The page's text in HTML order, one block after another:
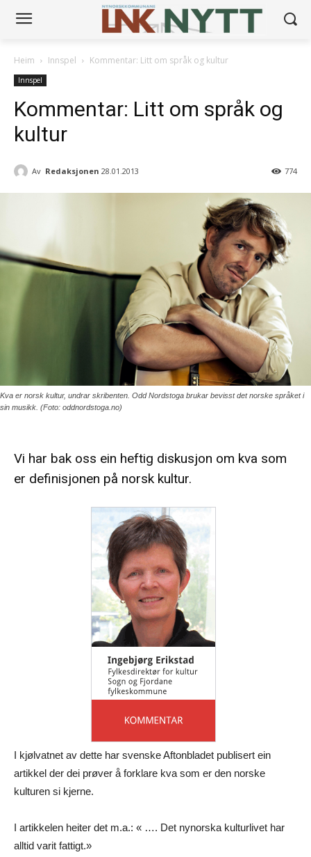
Heim Innspel Kommentar: Litt om språk og kultur
Innspel
Kommentar: Litt om språk og
kultur
Av Redaksjonen 28.01.2013 774
Kva er norsk kultur, undrar skribenten. Odd Nordstoga brukar bevisst det norske språket i
sin musikk. (Foto: oddnordstoga.no)
Vi har bak oss ein heftig diskusjon om kva som
er definisjonen på norsk kultur.
I kjølvatnet av dette har svenske Aftonbladet publisert ein
artikkel der dei prøver å forklare kva som er den norske
kulturen si kjerne.
I artikkelen heiter det m.a.: « …. Det nynorska kulturlivet har
alltid varit fattigt.»